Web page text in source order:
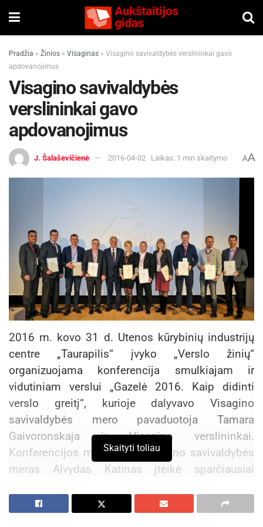
Pradžia » Žinios » Visaginas » Visagino savivaldybės verslininkai gavo
apdovanojimus
Visagino savivaldybės
verslininkai gavo
apdovanojimus
J. Šalaševičienė 2016-04-02 Laikas: 1 min skaitymo AA
2016 m. kovo 31 d. Utenos kūrybinių industrijų
centre „Taurapilis“ įvyko „Verslo žinių“
organizuojama konferencija smulkiajam ir
vidutiniam verslui „Gazelė 2016. Kaip didinti
verslo greitį“, kurioje dalyvavo Visagino
savivaldybės mero pavaduotoja Tamara
Gaivoronskaja ir Visagino verslininkai.
Konferencijos metu Utenos rajono savivaldybės
meras Alvydas Katinas įteikė sparčiausiai
„Gazelės 2015“ diplomus.
Skaityti toliau